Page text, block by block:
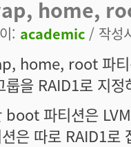
home,
: academic / 작성
home, root 파티
룹을 RAID1로 지
boot 파티션은
은 따로 RAID1로